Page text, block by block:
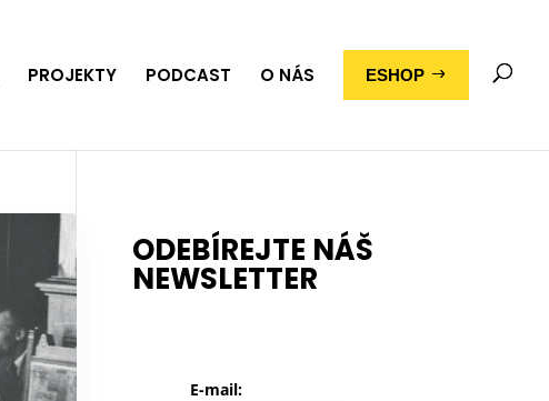
PROJEKTY PODCAST O NÁS ESHOP
ODEBÍREJTE NÁŠ
NEWSLETTER
E-mail: